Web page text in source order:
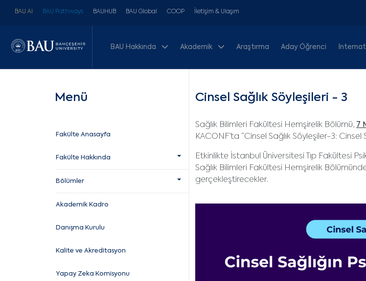
BAU AI BAU Pathways BAUHUB BAU Global COOP İletişim & Ulaşım
BAU Hakkında Akademik Araştırma Aday Öğrenci
Menü
Fakülte Anasayfa
Fakülte Hakkında
Bölümler
Akademik Kadro
Danışma Kurulu
Kalite ve Akreditasyon
Yapay Zeka Komisyonu
Cinsel Sağlık Söyleşileri - 3
Sağlık Bilimleri Fakültesi Hemşirelik Bölümü, 7
KACONF’ta “Cinsel Sağlık Söyleşiler-3:
Etkinlikte İstanbul Üniversitesi Tıp Fakültesi
Sağlık Bilimleri Fakültesi Hemşirelik
gerçekleştirecekler.